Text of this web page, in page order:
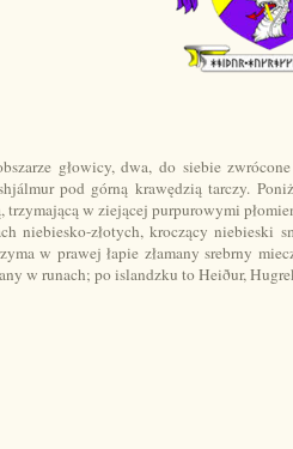
głowicy, dwa, do siebie
pod górną krawędzią tarczy.
trzymającą w ziejącej purpurowymi
niebiesko-złotych, kroczący
w prawej łapie złamany srebrny
w runach; po islandzku to Heiður,